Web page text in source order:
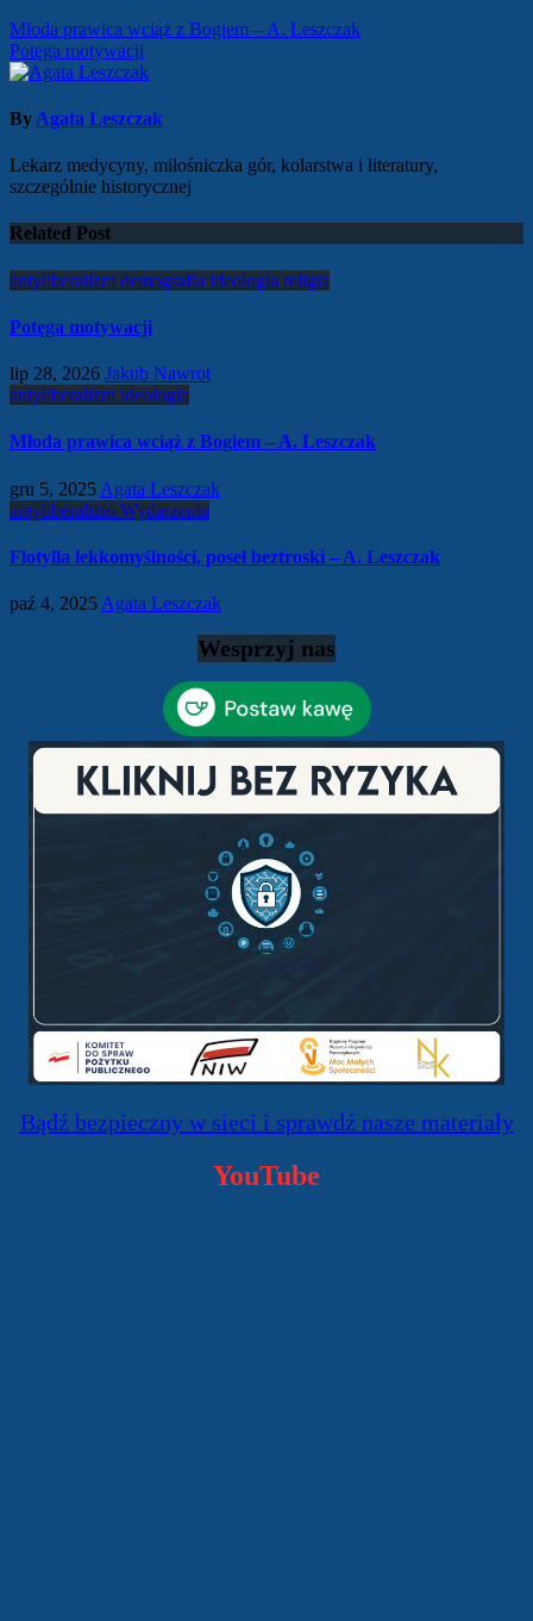
Nawigacja
wpisu
Młoda prawica wciąż z Bogiem – A. Leszczak
Potęga motywacji
By Agata Leszczak
Lekarz medycyny, miłośniczka gór, kolarstwa i literatury,
szczególnie historycznej
Related Post
antyliberalizm demografia ideologia religia
Potęga motywacji
lip 28, 2026 Jakub Nawrot
antyliberalizm ideologia
Młoda prawica wciąż z Bogiem – A. Leszczak
gru 5, 2025 Agata Leszczak
antyliberalizm Wydarzenia
Flotylla lekkomyślności, poseł beztroski – A. Leszczak
paź 4, 2025 Agata Leszczak
Wesprzyj nas
Bądź bezpieczny w sieci i sprawdź nasze materiały
YouTube